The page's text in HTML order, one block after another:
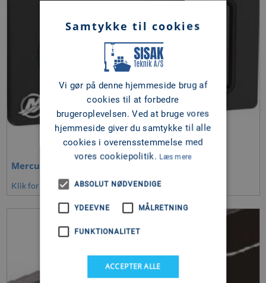
Mercury Active Trim
Klik for at se mere
Samtykke til cookies
Vi gør på denne hjemmeside brug af
cookies til at forbedre
brugeroplevelsen. Ved at bruge vores
hjemmeside giver du samtykke til alle
cookies i overensstemmelse med
vores cookiepolitik. Læs mere
ABSOLUT NØDVENDIGE
YDEEVNE MÅLRETNING
FUNKTIONALITET
ACCEPTER ALLE